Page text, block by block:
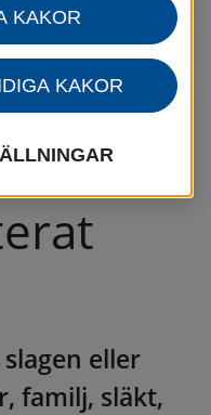
våld
eller
familj, släkt,
KAKOR
KAKOR